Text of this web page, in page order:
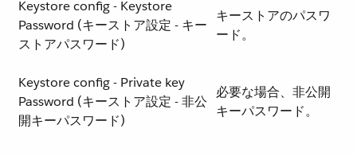
Keystore config - Keystore
Password (キーストア設定 - キー
ストアパスワード)
キーストアのパスワ
ード。
Keystore config - Private key
Password (キーストア設定 - 非公
開キーパスワード)
必要な場合、非公開
キーパスワード。